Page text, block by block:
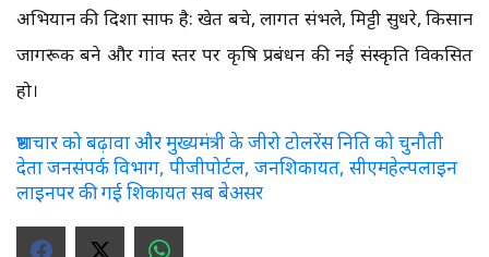
अभियान की दिशा साफ है: खेत बचे, लागत संभले, मिट्टी सुधरे, किसान
जागरूक बने और गांव स्तर पर कृषि प्रबंधन की नई संस्कृति विकसित
हो।
भ्रष्टाचार को बढ़ावा और मुख्यमंत्री के जीरो टोलरेंस निति को चुनौती
देता जनसंपर्क विभाग, पीजीपोर्टल, जनशिकायत, सीएमहेल्पलाइन
लाइनपर की गई शिकायत सब बेअसर